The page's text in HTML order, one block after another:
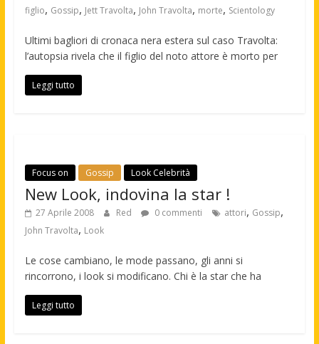
figlio, Gossip, Jett Travolta, John Travolta, morte, Scientology
Ultimi bagliori di cronaca nera estera sul caso Travolta:
l’autopsia rivela che il figlio del noto attore è morto per
Leggi tutto
Focus on Gossip Look Celebrità
New Look, indovina la star !
27 Aprile 2008 Red 0 commenti attori, Gossip,
John Travolta, Look
Le cose cambiano, le mode passano, gli anni si
rincorrono, i look si modificano. Chi è la star che ha
Leggi tutto